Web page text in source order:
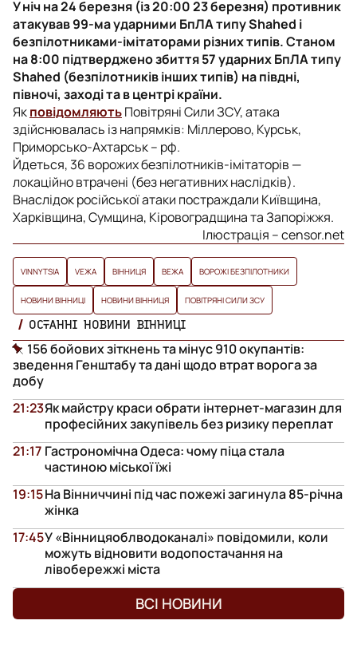
У ніч на 24 березня (із 20:00 23 березня) противник
атакував 99-ма ударними БпЛА типу Shahed і
безпілотниками-імітаторами різних типів. Станом
на 8:00 підтверджено збиття 57 ударних БпЛА типу
Shahed (безпілотників інших типів) на півдні,
півночі, заході та в центрі країни.
ЯкповідомляютьПовітряні Сили ЗСУ, атака
здійснювалась із напрямків: Міллерово, Курськ,
Приморсько-Ахтарськ – рф.
Йдеться, 36 ворожих безпілотників-імітаторів —
локаційно втрачені (без негативних наслідків).
Внаслідок російської атаки постраждали Київщина,
Харківщина, Сумщина, Кіровоградщина та Запоріжжя.
Ілюстрація – censor.net
VINNYTSIA VЕЖА ВІННИЦЯ ВЕЖА ВОРОЖІ БЕЗПІЛОТНИКИ
НОВИНИ ВІННИЦІ НОВИНИ ВІННИЦЯ ПОВІТРЯНІ СИЛИ ЗСУ
ОСТАННІ НОВИНИ ВІННИЦІ
156 бойових зіткнень та мінус 910 окупантів:
зведення Генштабу та дані щодо втрат ворога за
добу
Як майстру краси обрати інтернет-магазин для
професійних закупівель без ризику переплат
21:23
Гастрономічна Одеса: чому піца стала
частиною міської їжі
21:17
На Вінниччині під час пожежі загинула 85-річна
жінка
19:15
У «Вінницяоблводоканалі» повідомили, коли
можуть відновити водопостачання на
лівобережжі міста
17:45
ВСІ НОВИНИ